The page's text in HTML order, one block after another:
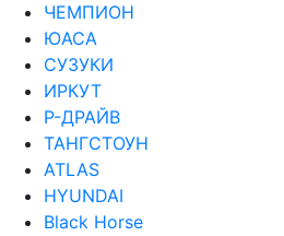
ЧЕМПИОН
ЮАСА
СУЗУКИ
ИРКУТ
Р-ДРАЙВ
ТАНГСТОУН
ATLAS
HYUNDAI
Black Horse